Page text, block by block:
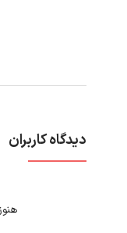
دیدگاه کاربران